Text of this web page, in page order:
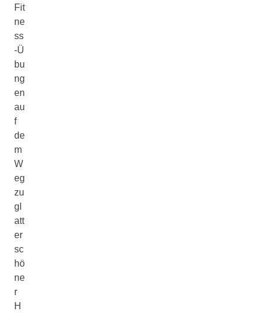
Fit
ne
ss
-Ü
bu
ng
en
au
f
de
m
W
eg
zu
gl
att
er
sc
hö
ne
r
H